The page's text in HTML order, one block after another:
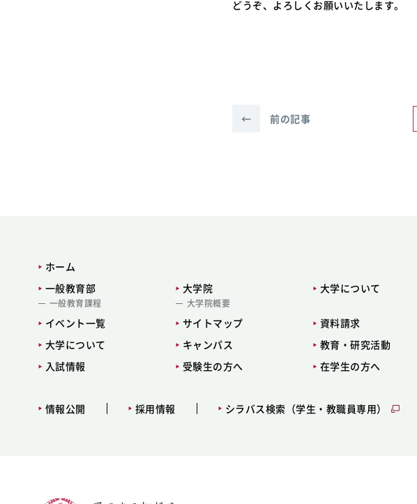
どうぞ、よろしくお願いいたします。
← 前の記事
ホーム
一般教育部
一般教育課程
大学院
大学院概要
大学について
イベント一覧 サイトマップ 資料請求
大学について
キャンパス 教育・研究活動
入試情報
受験生の方へ 在学生の方へ
情報公開 採用情報 シラバス検索（学生・教職員専用）